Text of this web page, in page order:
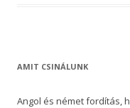
AMIT CSINÁLUNK
Angol és német fordítás,